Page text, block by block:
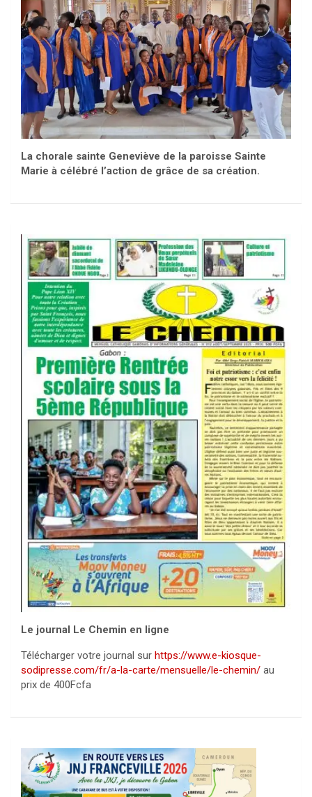
La chorale sainte Geneviève de la paroisse Sainte
Marie à célébré l’action de grâce de sa création.
Le journal Le Chemin en ligne
Télécharger votre journal sur https://www.e-kiosque-
sodipresse.com/fr/a-la-carte/mensuelle/le-chemin/ au
prix de 400Fcfa